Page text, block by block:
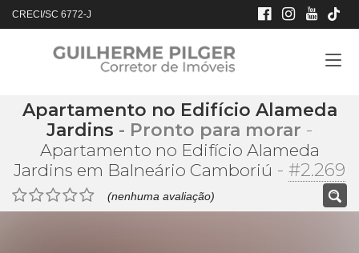
CRECI/SC 6772-J
Apartamento no Edifício Alameda
Jardins - Pronto para morar -
Apartamento no Edifício Alameda
Jardins em Balneário Camboriú - #2.269
(nenhuma avaliação)